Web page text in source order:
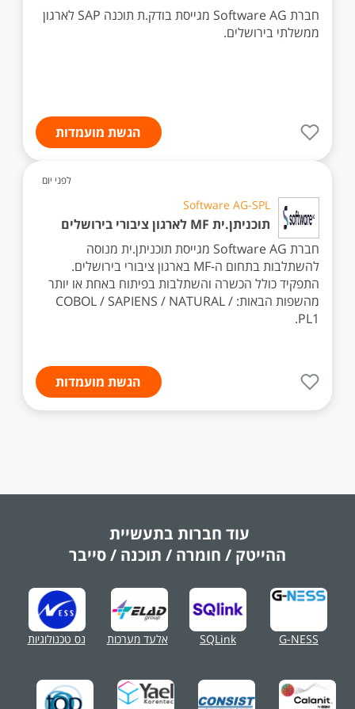
חברת Software AG מגייסת בודק.ת תוכנה SAP לארגון
ממשלתי בירושלים.
הגשת מועמדות
לפני יום
Software AG-SPL
תוכניתן.ית MF לארגון ציבורי בירושלים
חברת Software AG מגייסת תוכניתן.ית מנוסה
להשתלבות בתחום ה-MF בארגון ציבורי בירושלים.
התפקיד כולל הכשרה והשתלבות בפיתוח באחת או יותר
מהשפות הבאות: COBOL / SAPIENS / NATURAL /
PL1.
הגשת מועמדות
עוד חברות בתעשיית
ההייטק / חומרה / תוכנה / סייבר
G-NESS
SQLink אלעד מערכות נס טכנולוגיות